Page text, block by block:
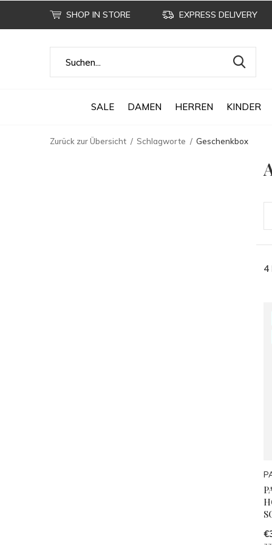
SALE DAMEN HERREN KINDER
SHOP IN STORE EXPRESS DELIVERY
Zurück zur Übersicht Schlagworte Geschenkbox
4